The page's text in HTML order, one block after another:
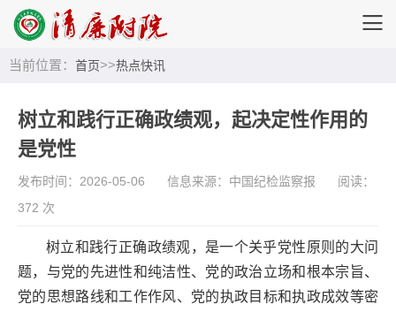
当前位置： 首页>>热点快讯
树立和践行正确政绩观，起决定性作用的
是党性
发布时间：2026-05-06 信息来源：中国纪检监察报
阅读：
372 次
树立和践行正确政绩观，是一个关乎党性原则的大问
题，与党的先进性和纯洁性、党的政治立场和根本宗旨、
党的思想路线和工作作风、党的执政目标和执政成效等密